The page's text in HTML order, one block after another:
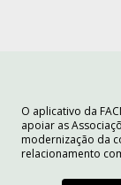
O aplicativo da
apoiar as
modernização da
relacionamento